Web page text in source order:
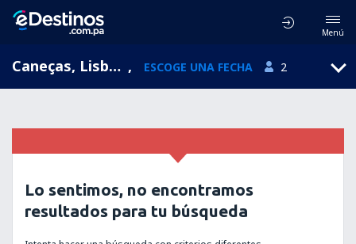
Menú
Caneças, Lisboa, Portugal , ESCOGE UNA FECHA 2
Lo sentimos, no encontramos
resultados para tu búsqueda